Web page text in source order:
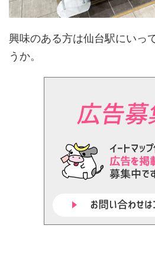
興味のある方は仙台駅にいっ
うか。